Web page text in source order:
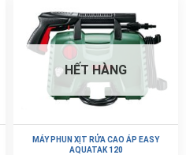
HẾT HÀNG
MÁY PHUN XỊT RỬA CAO ÁP EASY
AQUATAK 120